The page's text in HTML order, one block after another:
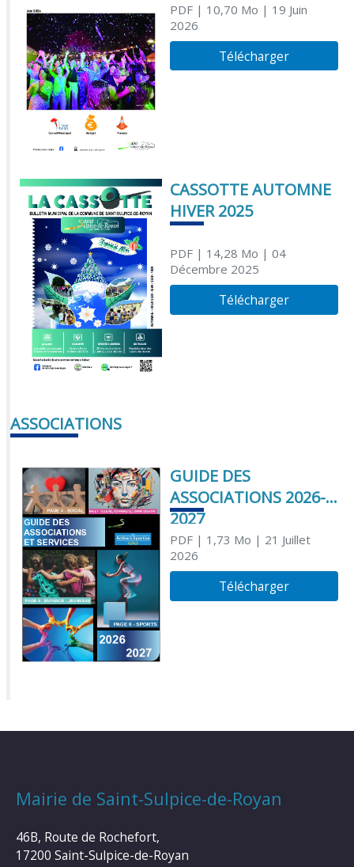
PDF| 10,70 Mo | 19 Juin
2026
Télécharger
CASSOTTE AUTOMNE
HIVER 2025
PDF| 14,28 Mo | 04
Décembre 2025
Télécharger
ASSOCIATIONS
GUIDE DES
ASSOCIATIONS 2026-
2027
PDF| 1,73 Mo | 21 Juillet
2026
Télécharger
Mairie de Saint-Sulpice-de-Royan
46B, Route de Rochefort,
17200 Saint-Sulpice-de-Royan